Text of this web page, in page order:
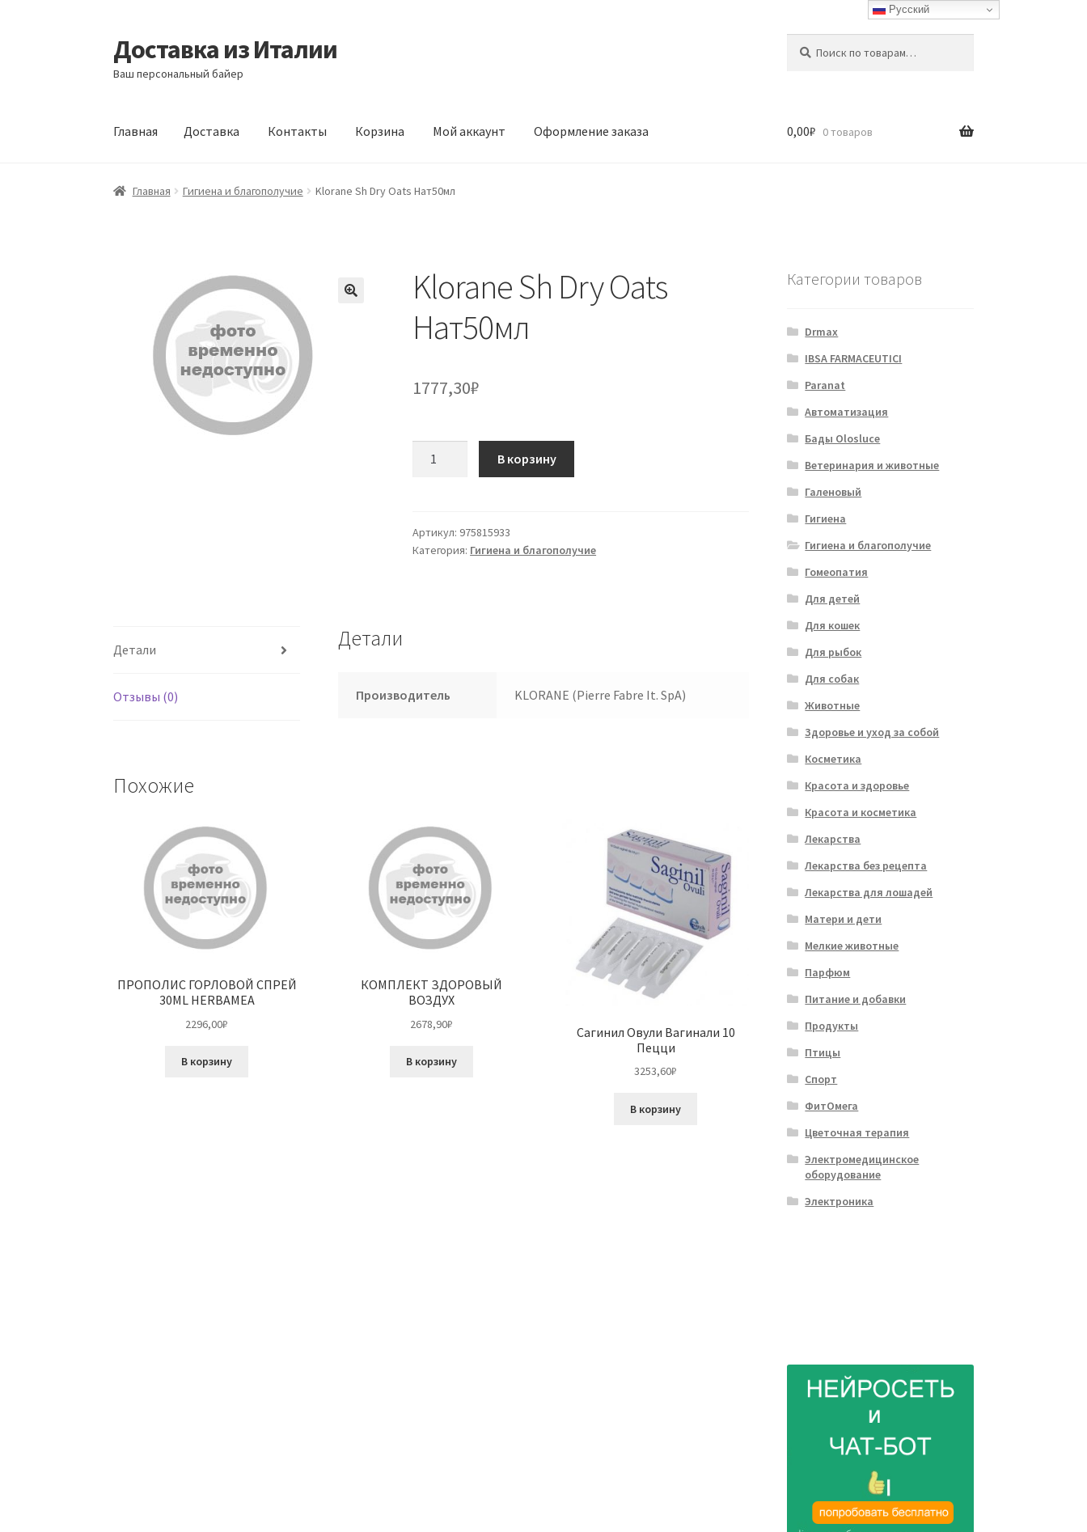
Перейти
к
навигации
Перейти
к
содержимому
Доставка из Италии
Ваш персональный байер
Главная Доставка Контакты Корзина Мой аккаунт Оформление заказа
Главная Доставка Контакты Корзина Мой аккаунт Оформление заказа
0,00₽ 0 товаров
Главная Гигиена и благополучие Klorane Sh Dry Oats Нат50мл
Klorane Sh Dry Oats
Нат50мл
1777,30₽
Dry
Oats
В корзину
Артикул: 975815933
Категория: Гигиена и благополучие
Детали
Отзывы (0)
Детали
Производитель KLORANE (Pierre Fabre It. SpA)
Похожие
ПРОПОЛИС ГОРЛОВОЙ СПРЕЙ
30ML HERBAMEA
2296,00₽
В корзину
КОМПЛЕКТ ЗДОРОВЫЙ
ВОЗДУХ
2678,90₽
В корзину
Сагинил Овули Вагинали 10
Пецци
3253,60₽
В корзину
Категории товаров
Drmax
IBSA FARMACEUTICI
Paranat
Автоматизация
Бады Olosluce
Ветеринария и животные
Галеновый
Гигиена
Гигиена и благополучие
Гомеопатия
Для детей
Для кошек
Для рыбок
Для собак
Животные
Здоровье и уход за собой
Косметика
Красота и здоровье
Красота и косметика
Лекарства
Лекарства без рецепта
Лекарства для лошадей
Матери и дети
Мелкие животные
Парфюм
Питание и добавки
Продукты
Птицы
Спорт
ФитОмега
Цветочная терапия
Электромедицинское
оборудование
Электроника
Русский